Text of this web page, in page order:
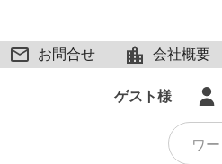
お問合せ 会社概要
ゲスト様